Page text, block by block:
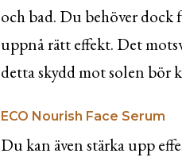
och bad. Du behöver
uppnå rätt effekt. Det
detta skydd mot solen bör
ECO Nourish Face Serum
Du kan även stärka upp